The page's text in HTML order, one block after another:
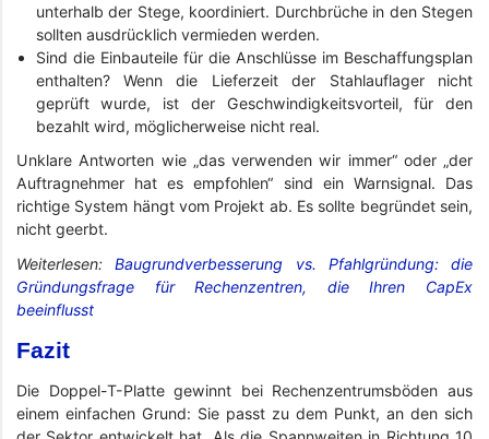
unterhalb der Stege, koordiniert. Durchbrüche in den Stegen
sollten ausdrücklich vermieden werden.
Sind die Einbauteile für die Anschlüsse im Beschaffungsplan
enthalten? Wenn die Lieferzeit der Stahlauflager nicht
geprüft wurde, ist der Geschwindigkeitsvorteil, für den
bezahlt wird, möglicherweise nicht real.
Unklare Antworten wie „das verwenden wir immer“ oder „der
Auftragnehmer hat es empfohlen“ sind ein Warnsignal. Das
richtige System hängt vom Projekt ab. Es sollte begründet sein,
nicht geerbt.
Weiterlesen:Baugrundverbesserung vs. Pfahlgründung: die
Gründungsfrage für Rechenzentren, die Ihren CapEx
beeinflusst
Fazit
Die Doppel-T-Platte gewinnt bei Rechenzentrumsböden aus
einem einfachen Grund: Sie passt zu dem Punkt, an den sich